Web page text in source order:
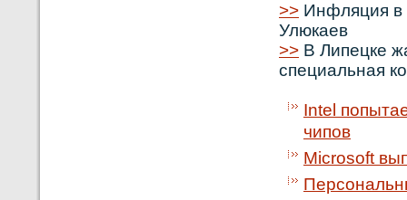
>> Инфляция в
Улюкаев
>> В Липецке
специальная
Intel
чипов
Microsoft